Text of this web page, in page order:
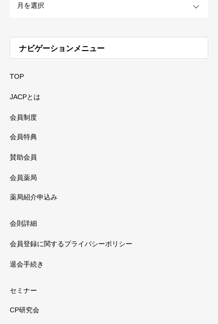
ナビゲーションメニュー
TOP
JACPとは
会員制度
会員特典
賛助会員
会員薬局
薬局紹介申込み
会則詳細
会員登録に関するプライバシーポリシー
退会手続き
セミナー
CP研究会